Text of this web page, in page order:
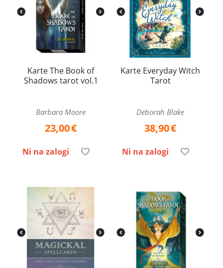
Karte The Book of
Shadows tarot vol.1
Barbara Moore
23,00€
Ni na zalogi
Karte Everyday Witch
Tarot
Deborah Blake
38,90€
Ni na zalogi